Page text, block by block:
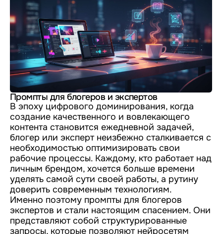
Промпты для блогеров и экспертов
В эпоху цифрового доминирования, когда
создание качественного и вовлекающего
контента становится ежедневной задачей,
блогер или эксперт неизбежно сталкивается с
необходимостью оптимизировать свои
рабочие процессы. Каждому, кто работает над
личным брендом, хочется больше времени
уделять самой сути своей работы, а рутину
доверить современным технологиям.
Именно поэтому промпты для блогеров
экспертов и стали настоящим спасением. Они
представляют собой структурированные
запросы, которые позволяют нейросетям